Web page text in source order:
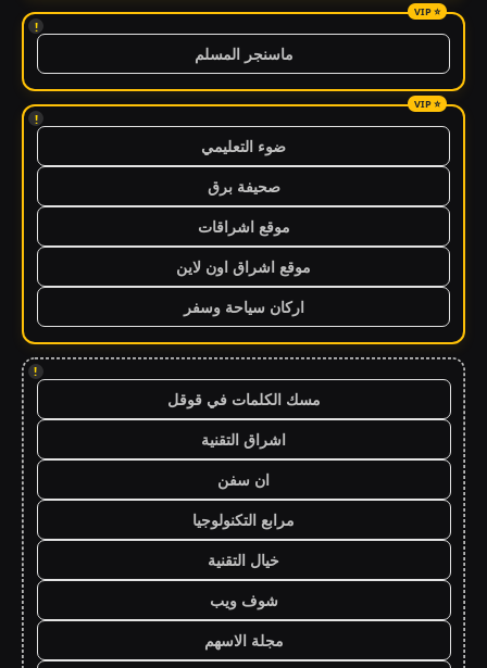
!
ماسنجر المسلم
!
ضوء التعليمي
صحيفة برق
موقع اشراقات
موقع اشراق اون لاين
اركان سياحة وسفر
!
مسك الكلمات في قوقل
اشراق التقنية
ان سفن
مرابع التكنولوجيا
خيال التقنية
شوف ويب
مجلة الاسهم